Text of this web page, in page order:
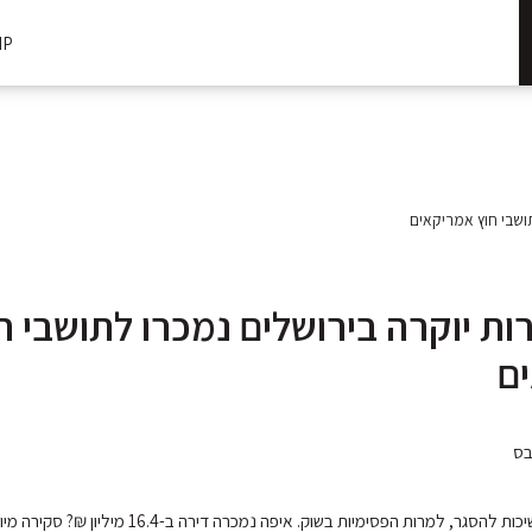
חוץ אמריקאים
יוקרה בירושלים נמכרו לתושבי
עסקאות יוקרה ממשיכות להסגר, למרות הפסימיות בשוק. איפה